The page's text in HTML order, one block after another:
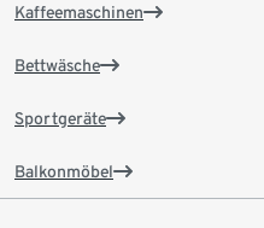
Kaffeemaschinen
Bettwäsche
Sportgeräte
Balkonmöbel